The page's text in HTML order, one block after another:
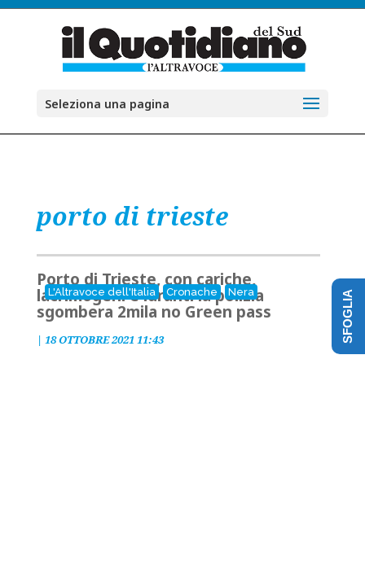
Seleziona una pagina
porto di trieste
L'Altravoce dell'Italia Cronache Nera
Porto di Trieste, con cariche,
lacrimogeni e idranti la polizia
sgombera 2mila no Green pass
| 18 OTTOBRE 2021 11:43 SFOGLIA